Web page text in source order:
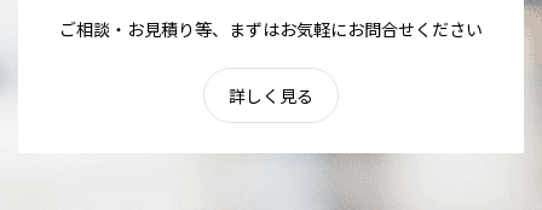
ご相談・お見積り等、まずはお気軽にお問合せください
詳しく見る